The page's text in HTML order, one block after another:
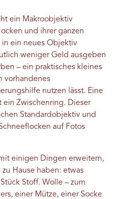
ein Makroobjektiv
und ihrer ganzen
ein neues Objektiv
weniger Geld ausgeben
– ein praktisches kleines
vorhandenes
nutzen lässt. Eine
Zwischenring. Dieser
Standardobjektiv und
auf Fotos
einigen Dingen erweitern,
Hause haben: etwas
Stoff. Wolle – zum
einer Mütze, einer Socke